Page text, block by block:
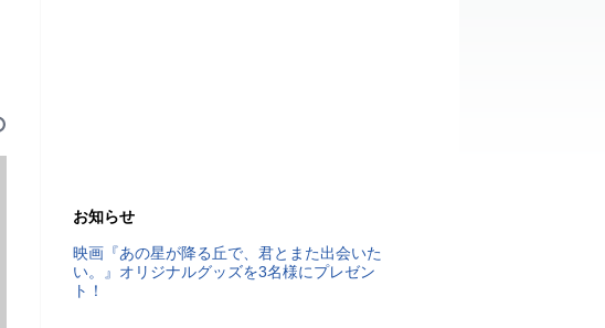
お知らせ
映画『あの星が降る丘で、君とまた出会いた
い。』オリジナルグッズを3名様にプレゼン
ト！